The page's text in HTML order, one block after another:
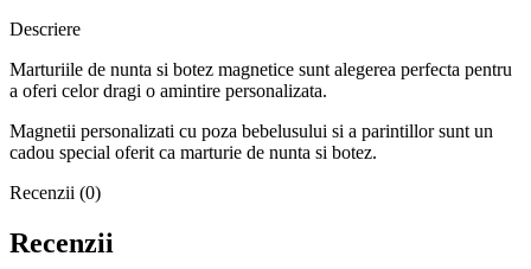
Descriere
Marturiile de nunta si botez magnetice sunt alegerea perfecta pentru
a oferi celor dragi o amintire personalizata.
Magnetii personalizati cu poza bebelusului si a parintillor sunt un
cadou special oferit ca marturie de nunta si botez.
Recenzii (0)
Recenzii